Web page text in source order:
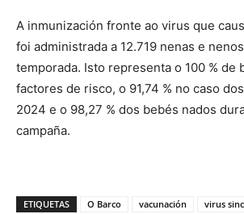
A inmunización fronte ao virus que
foi administrada a 12.719 nenas e
temporada. Isto representa o 100 % de
factores de risco, o 91,74 % no caso
2024 e o 98,27 % dos bebés nados
campaña.
ETIQUETAS O Barco vacunación virus